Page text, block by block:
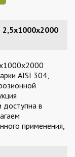
AISI 304,
доступна в
применения,